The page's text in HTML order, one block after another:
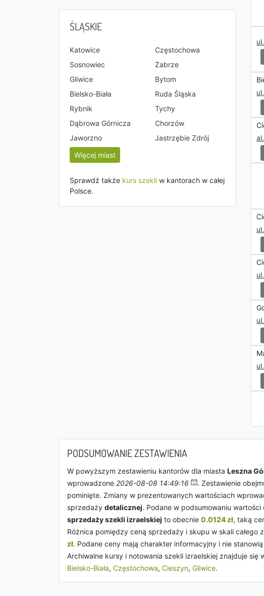
ŚLĄSKIE
Katowice
Częstochowa
Sosnowiec
Zabrze
Gliwice
Bytom
Bielsko-Biała
Ruda Śląska
Rybnik
Tychy
Dąbrowa Górnicza
Chorzów
Jaworzno
Jastrzębie Zdrój
Więcej miast
Sprawdź także kurs szekli w kantorach w całej
Polsce.
PODSUMOWANIE ZESTAWIENIA
W powyższym zestawieniu kantorów dla miasta Leszna
wprowadzone 2026-08-08 14:49:16 . Zestawienie
pominięte. Zmiany w prezentowanych wartościach
sprzedaży detalicznej. Podane w podsumowaniu
sprzedaży szekli izraelskiej to obecnie 0.0124 zł, taką
Różnica pomiędzy ceną sprzedaży i skupu w skali całego
zł. Podane ceny mają charakter informacyjny i nie
Archiwalne kursy i notowania szekli izraelskiej znajduje się
Bielsko-Biała, Częstochowa, Cieszyn, Gliwice.